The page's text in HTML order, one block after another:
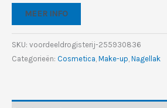
was:
€4.95.€3.15.
MEER INFO
SKU: voordeeldrogisterij-255930836
Categorieën: Cosmetica Make-up Nagellak